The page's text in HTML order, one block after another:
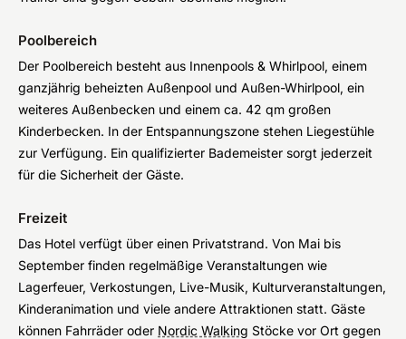
Poolbereich
Der Poolbereich besteht aus Innenpools & Whirlpool, einem
ganzjährig beheizten Außenpool und Außen-Whirlpool, ein
weiteres Außenbecken und einem ca. 42 qm großen
Kinderbecken. In der Entspannungszone stehen Liegestühle
zur Verfügung. Ein qualifizierter Bademeister sorgt jederzeit
für die Sicherheit der Gäste.
Freizeit
Das Hotel verfügt über einen Privatstrand. Von Mai bis
September finden regelmäßige Veranstaltungen wie
Lagerfeuer, Verkostungen, Live-Musik, Kulturveranstaltungen,
Kinderanimation und viele andere Attraktionen statt. Gäste
können Fahrräder oder Nordic Walking Stöcke vor Ort gegen